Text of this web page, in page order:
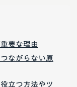
要な理由
ながらない原
立つ方法やツ